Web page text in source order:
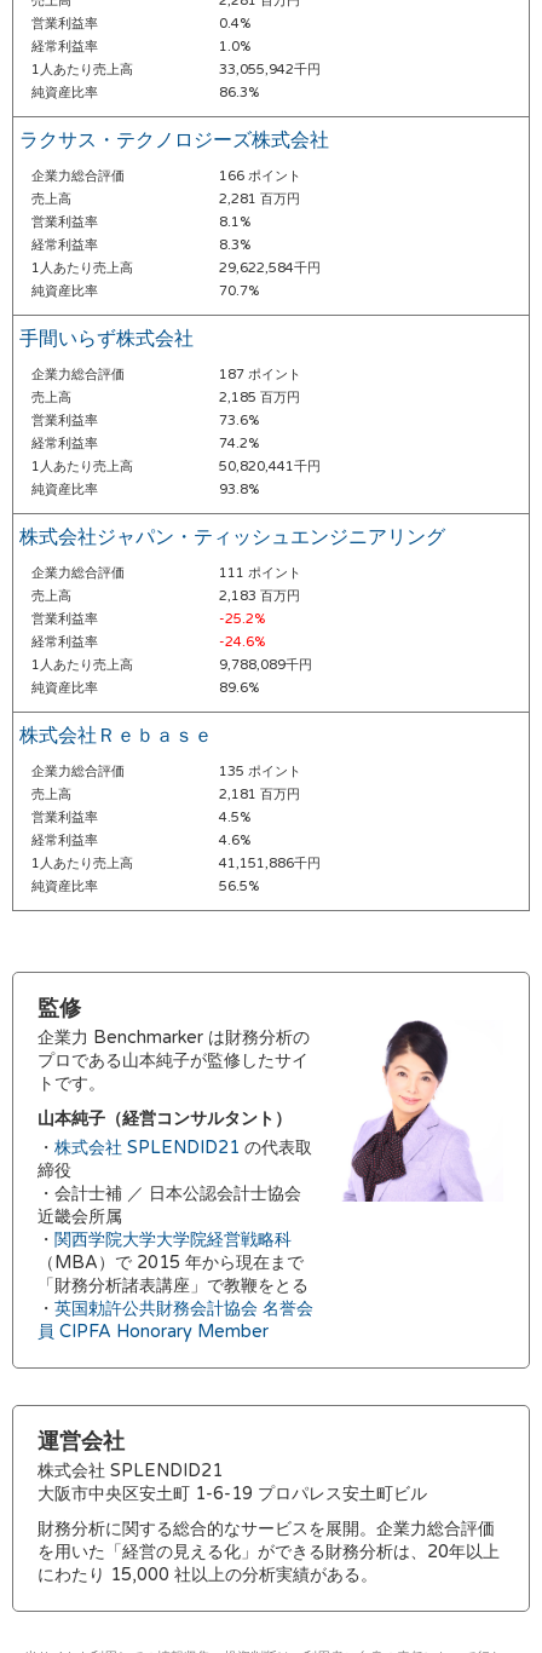
営業利益率
0.4%
経常利益率
1.0%
1人あたり売上高
33,055,942千円
純資産比率
86.3%
ラクサス・テクノロジーズ株式会社
企業力総合評価
166 ポイント
売上高
2,281 百万円
営業利益率
8.1%
経常利益率
8.3%
1人あたり売上高
29,622,584千円
純資産比率
70.7%
手間いらず株式会社
企業力総合評価
187 ポイント
売上高
2,185 百万円
営業利益率
73.6%
経常利益率
74.2%
1人あたり売上高
50,820,441千円
純資産比率
93.8%
株式会社ジャパン・ティッシュエンジニアリング
企業力総合評価
111 ポイント
売上高
2,183 百万円
営業利益率
-25.2%
経常利益率
-24.6%
1人あたり売上高
9,788,089千円
純資産比率
89.6%
株式会社Ｒｅｂａｓｅ
企業力総合評価
135 ポイント
売上高
2,181 百万円
営業利益率
4.5%
経常利益率
4.6%
1人あたり売上高
41,151,886千円
純資産比率
56.5%
監修
企業力 Benchmarker は財務分析の
プロである山本純子が監修したサイ
トです。
山本純子（経営コンサルタント）
・ 株式会社 SPLENDID21 の代表取
締役
・会計士補 ／ 日本公認会計士協会
近畿会所属
・ 関西学院大学大学院経営戦略科
（MBA）で 2015 年から現在まで
「財務分析諸表講座」で教鞭をとる
・ 英国勅許公共財務会計協会 名誉会
員 CIPFA Honorary Member
運営会社
株式会社 SPLENDID21
大阪市中央区安土町 1-6-19 プロパレス安土町ビル
財務分析に関する総合的なサービスを展開。企業力総合評価
を用いた「経営の見える化」ができる財務分析は、20年以上
にわたり 15,000 社以上の分析実績がある。